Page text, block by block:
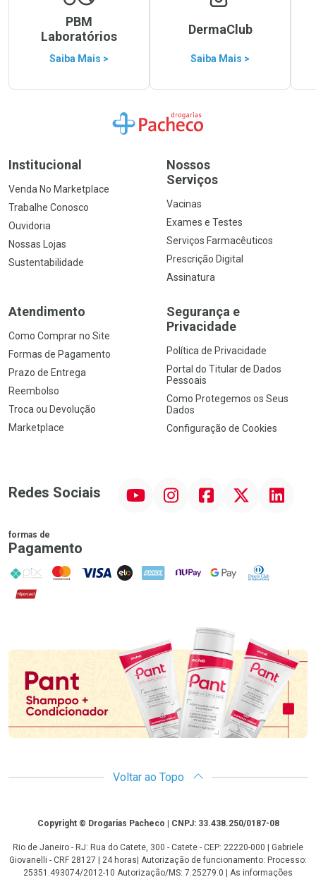
PBM
Laboratórios
Saiba Mais >
DermaClub
Saiba Mais >
Ir para a Home
Institucional
Venda No Marketplace
Trabalhe Conosco
Ouvidoria
Nossas Lojas
Sustentabilidade
Nossos
Serviços
Vacinas
Exames e Testes
Serviços Farmacêuticos
Prescrição Digital
Assinatura
Atendimento
Como Comprar no Site
Formas de Pagamento
Prazo de Entrega
Reembolso
Troca ou Devolução
Marketplace
Segurança e
Privacidade
Política de Privacidade
Portal do Titular de Dados
Pessoais
Como Protegemos os Seus
Dados
Configuração de Cookies
Redes Sociais InstagramFacebook Linkedin
formas de
Pagamento
PIX MasterCard
VISA ELO AMEX NuPay Google PayDiners Club
Hipercard
Promoção em Destaque
Voltar ao Topo
CopyrightCopyright © Drogarias Pacheco | CNPJ: 33.438.250/0187-08
Rio de Janeiro - RJ: Rua do Catete, 300 - Catete - CEP: 22220-000 | Gabriele
Giovanelli - CRF 28127 | 24 horas| Autorização de funcionamento: Processo:
25351.493074/2012-10 Autorização/MS: 7.25279.0 | As informações